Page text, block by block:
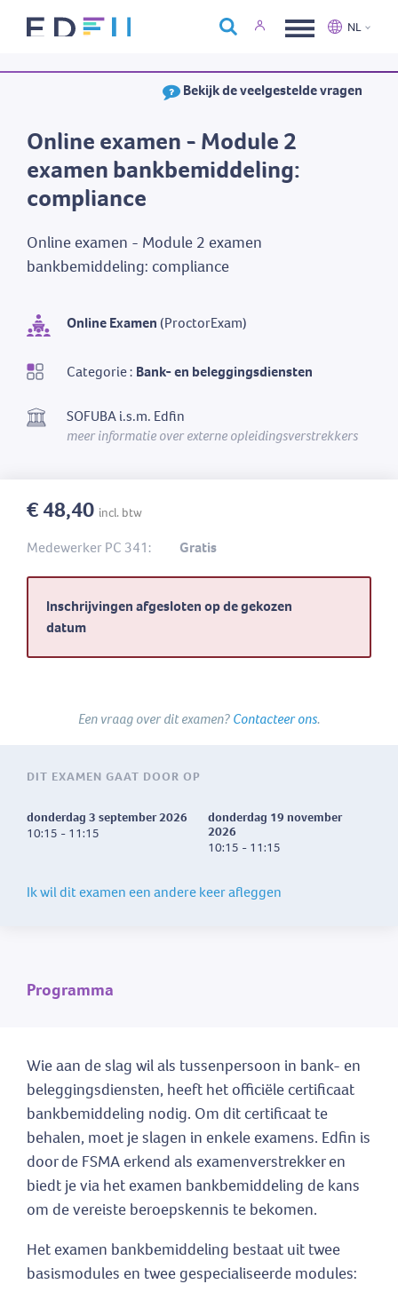
Over Edfin
Kalender
NL
Français
Bekijk de veelgestelde vragen
Online Examen(ProctorExam)
Categorie : Bank- en beleggingsdiensten
SOFUBA i.s.m. Edfin
meer informatie over externe opleidingsverstrekkers
Online examen - Module 2
examen bankbemiddeling:
compliance
Online examen - Module 2 examen
bankbemiddeling: compliance
€ 48,40 incl. btw
Medewerker PC 341: Gratis
Inschrijvingen afgesloten op de gekozen
datum
Een vraag over dit examen?Contacteer ons.
DIT EXAMEN GAAT DOOR OP
donderdag 3 september 2026
10:15 - 11:15
donderdag 19 november
2026
10:15 - 11:15
Ik wil dit examen een andere keer afleggen
Programma
Wie aan de slag wil als tussenpersoon in bank- en
beleggingsdiensten, heeft het officiële certificaat
bankbemiddeling nodig. Om dit certificaat te
behalen, moet je slagen in enkele examens. Edfin is
door de FSMA erkend als examenverstrekker en
biedt je via het examen bankbemiddeling de kans
om de vereiste beroepskennis te bekomen.
Het examen bankbemiddeling bestaat uit twee
basismodules en twee gespecialiseerde modules: